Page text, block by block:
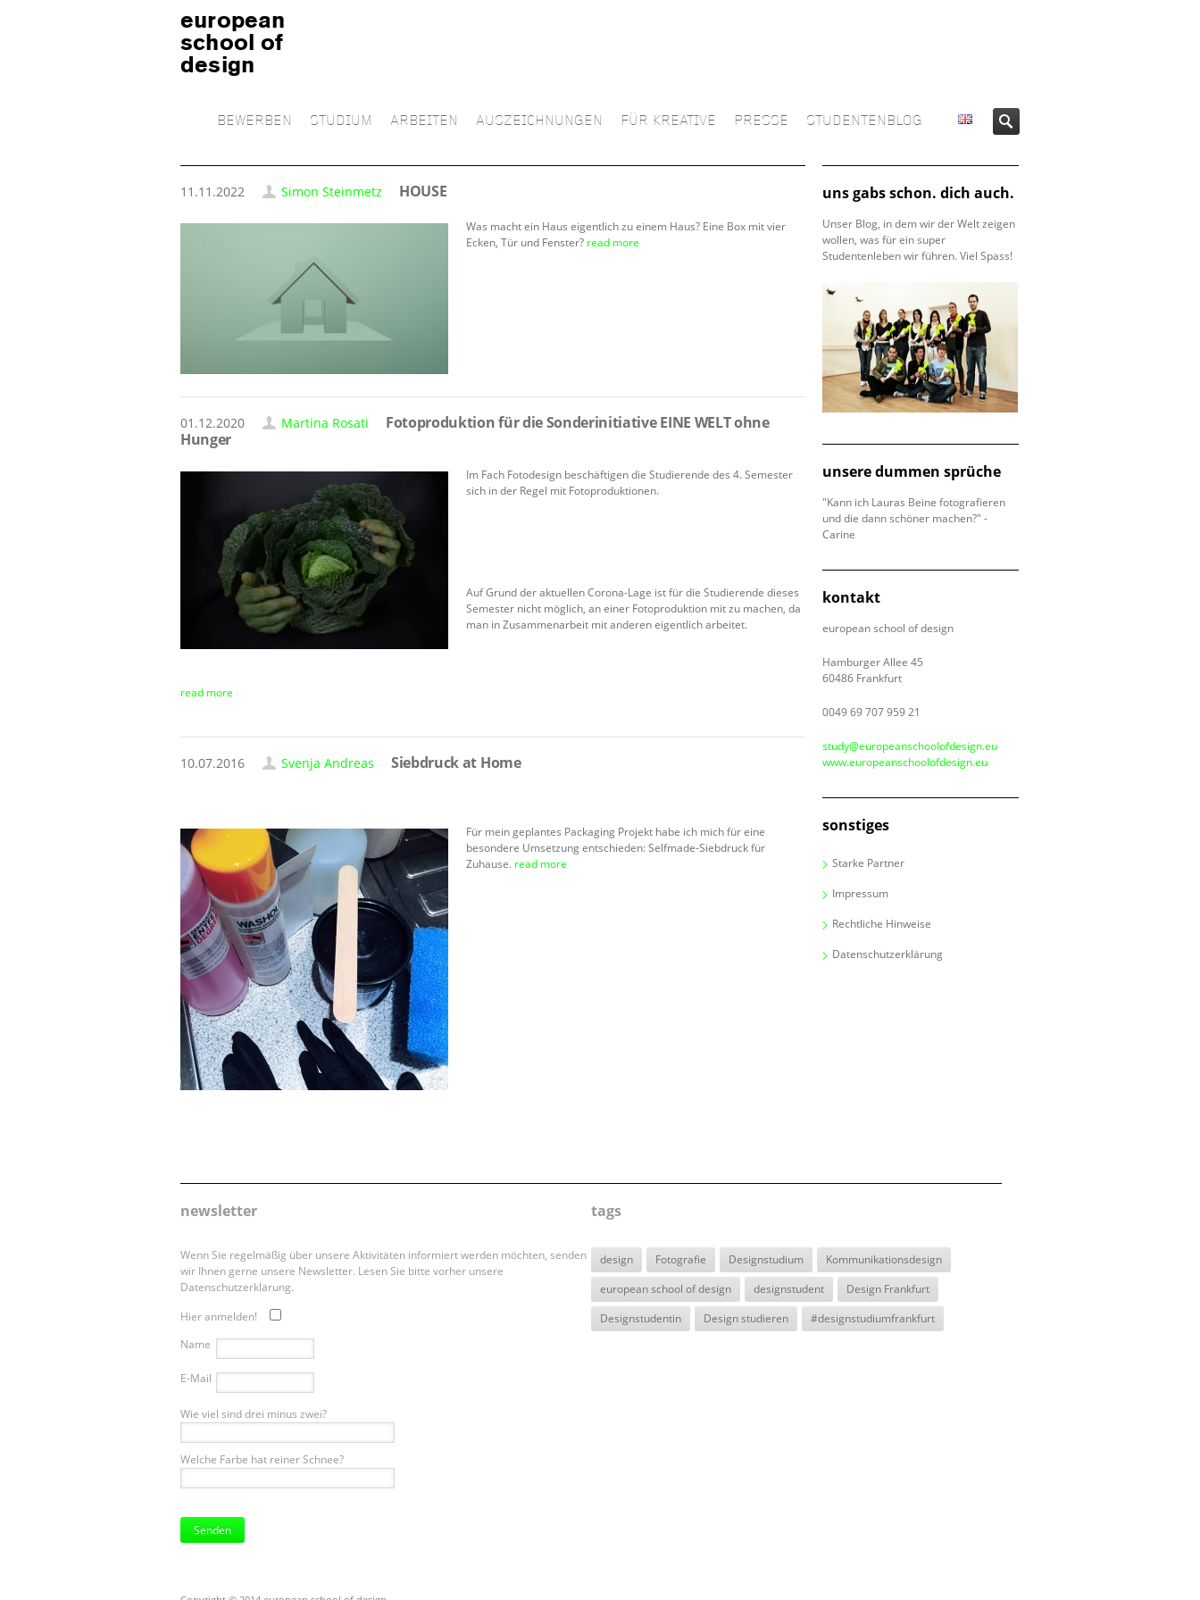
european
school of
design
BEWERBEN STUDIUM ARBEITEN AUSZEICHNUNGEN FÜR KREATIVE PRESSE STUDENTENBLOG
11.11.2022 Simon Steinmetz HOUSE
Was macht ein Haus eigentlich zu einem Haus? Eine Box mit vier
Ecken, Tür und Fenster? read more
01.12.2020 Martina Rosati
Fotoproduktion für die Sonderinitiative EINE WELT ohne
Hunger
Im Fach Fotodesign beschäftigen die Studierende des 4. Semester
sich in der Regel mit Fotoproduktionen.
Auf Grund der aktuellen Corona-Lage ist für die Studierende dieses
Semester nicht möglich, an einer Fotoproduktion mit zu machen, da
man in Zusammenarbeit mit anderen eigentlich arbeitet.
read more
10.07.2016 Svenja Andreas Siebdruck at Home
Für mein geplantes Packaging Projekt habe ich mich für eine
besondere Umsetzung entschieden: Selfmade-Siebdruck für
Zuhause. read more
uns gabs schon. dich auch.
Unser Blog, in dem wir der Welt zeigen
wollen, was für ein super
Studentenleben wir führen. Viel Spass!
unsere dummen sprüche
"Kann ich Lauras Beine fotografieren
und die dann schöner machen?" -
Carine
kontakt
european school of design
Hamburger Allee 45
60486 Frankfurt
0049 69 707 959 21
study@europeanschoolofdesign.eu
www.europeanschoolofdesign.eu
sonstiges
Starke Partner
Impressum
Rechtliche Hinweise
Datenschutzerklärung
newsletter
Wenn Sie regelmäßig über unsere Aktivitäten informiert werden möchten, senden
wir Ihnen gerne unsere Newsletter. Lesen Sie bitte vorher unsere
Datenschutzerklärung.
Hier anmelden!
Name
E-Mail
Wie viel sind drei minus zwei?
Welche Farbe hat reiner Schnee?
lasse
dieses
tags
design Fotografie Designstudium
Kommunikationsdesign
european school of design
designstudent
Design Frankfurt
Designstudentin
Design studieren #designstudiumfrankfurt